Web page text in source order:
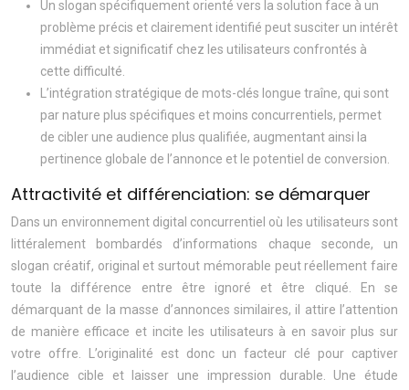
Un slogan spécifiquement orienté vers la solution face à un
problème précis et clairement identifié peut susciter un intérêt
immédiat et significatif chez les utilisateurs confrontés à
cette difficulté.
L’intégration stratégique de mots-clés longue traîne, qui sont
par nature plus spécifiques et moins concurrentiels, permet
de cibler une audience plus qualifiée, augmentant ainsi la
pertinence globale de l’annonce et le potentiel de conversion.
Attractivité et différenciation: se démarquer
Dans un environnement digital concurrentiel où les utilisateurs sont
littéralement bombardés d’informations chaque seconde, un
slogan créatif, original et surtout mémorable peut réellement faire
toute la différence entre être ignoré et être cliqué. En se
démarquant de la masse d’annonces similaires, il attire l’attention
de manière efficace et incite les utilisateurs à en savoir plus sur
votre offre. L’originalité est donc un facteur clé pour captiver
l’audience cible et laisser une impression durable. Une étude